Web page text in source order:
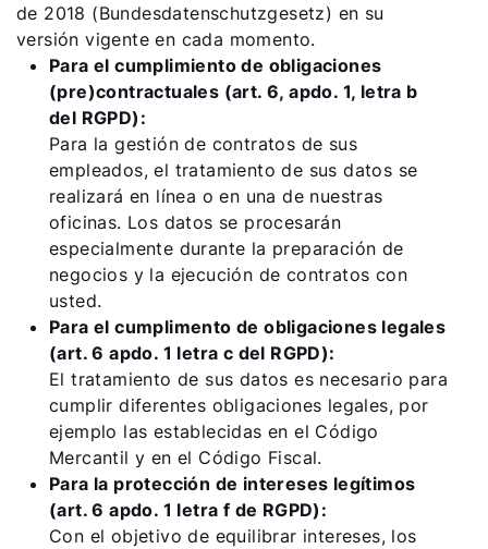
de 2018 (Bundesdatenschutzgesetz) en su
versión vigente en cada momento.
Para el cumplimiento de obligaciones
(pre)contractuales (art. 6, apdo. 1, letra b
del RGPD):
Para la gestión de contratos de sus
empleados, el tratamiento de sus datos se
realizará en línea o en una de nuestras
oficinas. Los datos se procesarán
especialmente durante la preparación de
negocios y la ejecución de contratos con
usted.
Para el cumplimento de obligaciones legales
(art. 6 apdo. 1 letra c del RGPD):
El tratamiento de sus datos es necesario para
cumplir diferentes obligaciones legales, por
ejemplo las establecidas en el Código
Mercantil y en el Código Fiscal.
Para la protección de intereses legítimos
(art. 6 apdo. 1 letra f de RGPD):
Con el objetivo de equilibrar intereses, los